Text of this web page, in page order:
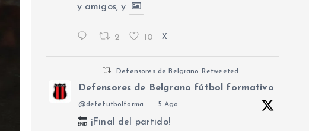
y amigos, y
2 10 X
Defensores de Belgrano Retweeted
Defensores de Belgrano fútbol formativo
@defefutbolforma · 5 Ago
¡Final del partido!